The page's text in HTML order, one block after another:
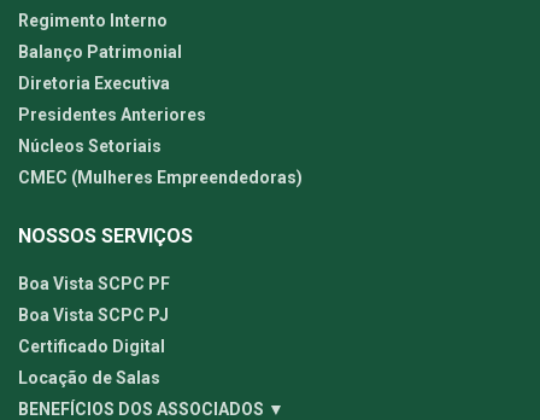
Regimento Interno
Balanço Patrimonial
Diretoria Executiva
Presidentes Anteriores
Núcleos Setoriais
CMEC (Mulheres Empreendedoras)
NOSSOS SERVIÇOS
Boa Vista SCPC PF
Boa Vista SCPC PJ
Certificado Digital
Locação de Salas
BENEFÍCIOS DOS ASSOCIADOS ▼